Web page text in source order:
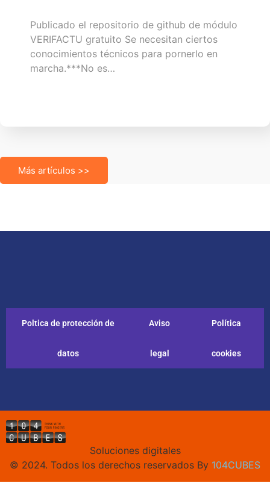
Publicado el repositorio de github de módulo
VERIFACTU gratuito Se necesitan ciertos
conocimientos técnicos para pornerlo en
marcha.***No es…
Más artículos >>
Poltica de protección de
datos
Aviso
legal
Política
cookies
Soluciones digitales
© 2024. Todos los derechos reservados By 104CUBES